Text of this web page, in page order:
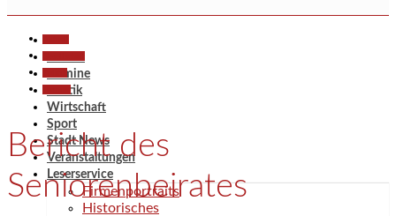
Termine
Politik
Wirtschaft
Sport
Stadt News
Veranstaltungen
Leserservice
Firmenportraits
Historisches
Bericht des
Seniorenbeirates